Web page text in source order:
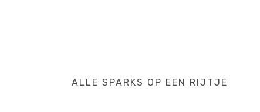
ALLE SPARKS OP EEN RIJTJE